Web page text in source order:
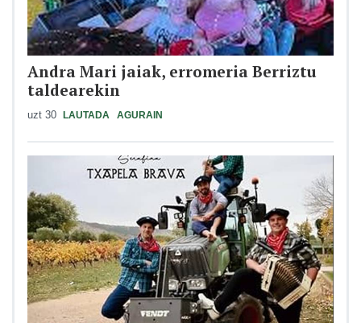
Andra Mari jaiak, erromeria Berriztu
taldearekin
uzt 30 LAUTADA AGURAIN